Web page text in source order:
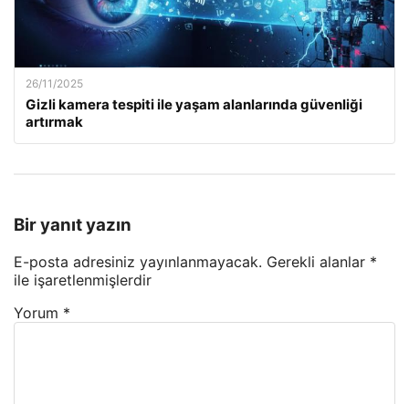
26/11/2025
Gizli kamera tespiti ile yaşam alanlarında güvenliği
artırmak
Bir yanıt yazın
E-posta adresiniz yayınlanmayacak. Gerekli alanlar *
ile işaretlenmişlerdir
Yorum *